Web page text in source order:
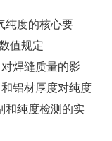
纯度的核心要
值规定
对焊缝质量的影
铝材厚度对纯度
和纯度检测的实